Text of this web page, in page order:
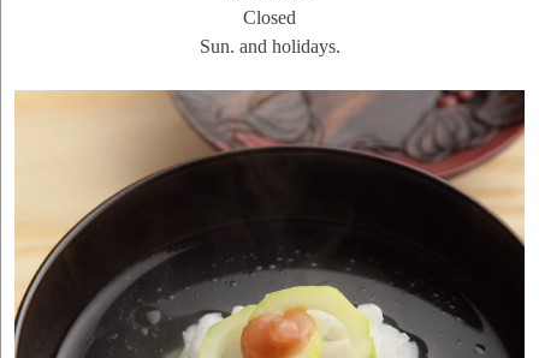
Closed
Sun. and holidays.